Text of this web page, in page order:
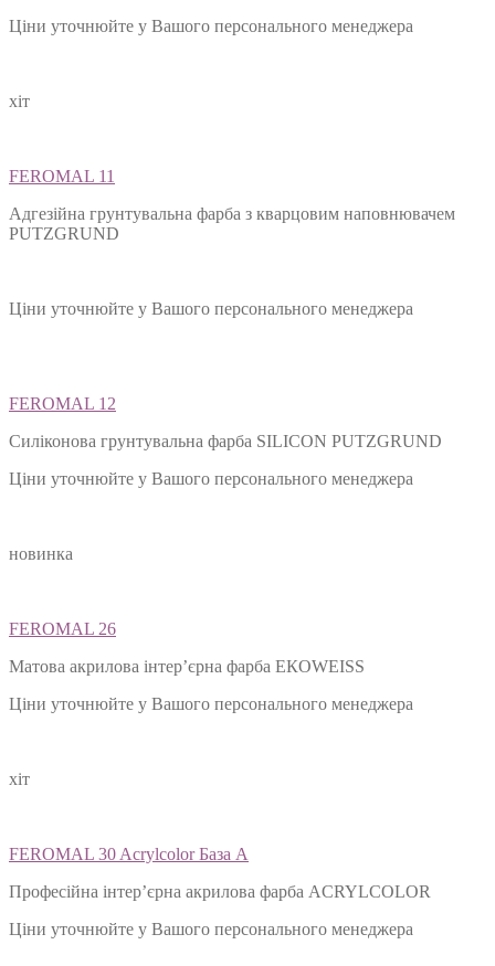
Ціни уточнюйте у Вашого персонального менеджера
хіт
FEROMAL 11
Адгезійна грунтувальна фарба з кварцовим наповнювачем
PUTZGRUND
Ціни уточнюйте у Вашого персонального менеджера
FEROMAL 12
Силіконова грунтувальна фарба SILIСON PUTZGRUND
Ціни уточнюйте у Вашого персонального менеджера
новинка
FEROMAL 26
Матова акрилова інтер’єрна фарба ЕКОWEISS
Ціни уточнюйте у Вашого персонального менеджера
хіт
FEROMAL 30 Acrylcolor База А
Професійна інтер’єрна акрилова фарба ACRYLCOLOR
Ціни уточнюйте у Вашого персонального менеджера